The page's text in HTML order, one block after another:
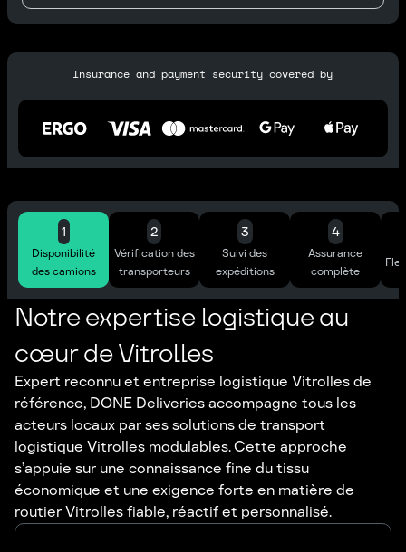
1
Disponibilité
des camions
2
Vérification des
transporteurs
3
Suivi des
expéditions
4
Assurance
complète
Insurance and payment security covered by
Notre expertise logistique au
cœur de Vitrolles
Expert reconnu et entreprise logistique Vitrolles de
référence, DONE Deliveries accompagne tous les
acteurs locaux par ses solutions de transport
logistique Vitrolles modulables. Cette approche
s’appuie sur une connaissance fine du tissu
économique et une exigence forte en matière de
routier Vitrolles fiable, réactif et personnalisé.